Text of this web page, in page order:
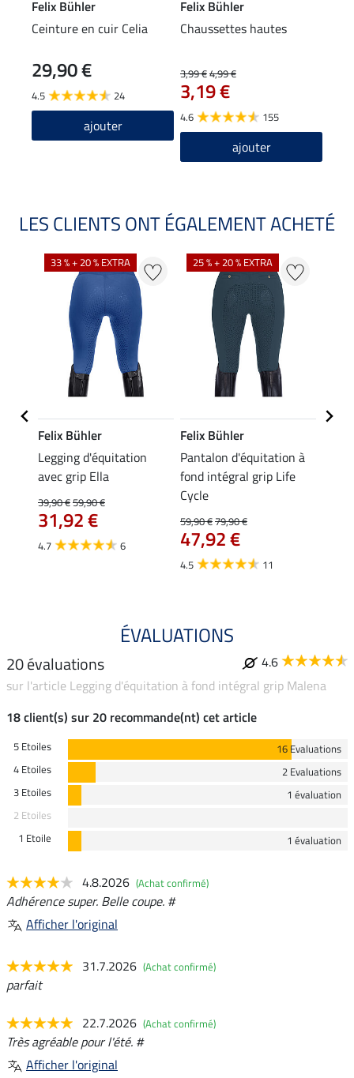
Felix Bühler
Ceinture en cuir Celia
29,90 €
4.5 24
ajouter
Felix Bühler
Chaussettes hautes
3,99 €4,99 €
3,19 €
4.6 155
ajouter
LES CLIENTS ONT ÉGALEMENT ACHETÉ
33 % + 20 % EXTRA
Felix Bühler
Legging d'équitation
avec grip Ella
39,90 €59,90 €
31,92 €
4.7 6
25 % + 20 % EXTRA
Felix Bühler
Pantalon d'équitation à
fond intégral grip Life
Cycle
59,90 €79,90 €
47,92 €
4.5 11
ÉVALUATIONS
20 évaluations
4.6
sur l'article Legging d'équitation à fond intégral grip Malena
18 client(s) sur 20 recommande(nt) cet article
5 Etoiles
16 Evaluations
4 Etoiles
2 Evaluations
3 Etoiles
1 évaluation
2 Etoiles
1 Etoile
1 évaluation
4.8.2026 (Achat confirmé)
Adhérence super. Belle coupe. #
Afficher l'original
31.7.2026 (Achat confirmé)
parfait
22.7.2026 (Achat confirmé)
Très agréable pour l'été. #
Afficher l'original